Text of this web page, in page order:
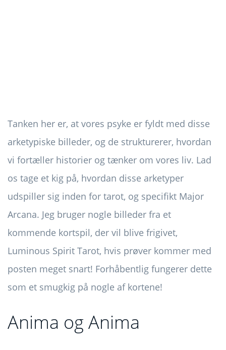
Tanken her er, at vores psyke er fyldt med disse
arketypiske billeder, og de strukturerer, hvordan
vi fortæller historier og tænker om vores liv. Lad
os tage et kig på, hvordan disse arketyper
udspiller sig inden for tarot, og specifikt Major
Arcana. Jeg bruger nogle billeder fra et
kommende kortspil, der vil blive frigivet,
Luminous Spirit Tarot, hvis prøver kommer med
posten meget snart! Forhåbentlig fungerer dette
som et smugkig på nogle af kortene!
Anima og Anima